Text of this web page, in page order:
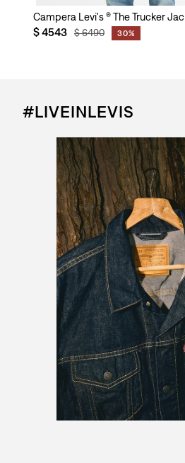
Campera Levi's ® The Trucker
$4543 $6490 30%
#LIVEINLEVIS